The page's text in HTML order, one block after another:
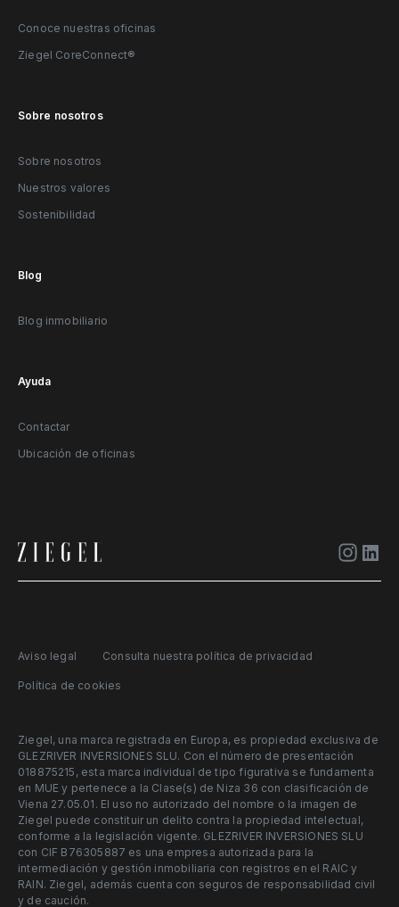
Conoce nuestras oficinas
Ziegel CoreConnect®
Sobre nosotros
Sobre nosotros
Nuestros valores
Sostenibilidad
Blog
Blog inmobiliario
Ayuda
Contactar
Ubicación de oficinas
Aviso legal Consulta nuestra política de privacidad
Política de cookies
Ziegel, una marca registrada en Europa, es propiedad exclusiva de
GLEZRIVER INVERSIONES SLU. Con el número de presentación
018875215, esta marca individual de tipo figurativa se fundamenta
en MUE y pertenece a la Clase(s) de Niza 36 con clasificación de
Viena 27.05.01. El uso no autorizado del nombre o la imagen de
Ziegel puede constituir un delito contra la propiedad intelectual,
conforme a la legislación vigente. GLEZRIVER INVERSIONES SLU
con CIF B76305887 es una empresa autorizada para la
intermediación y gestión inmobiliaria con registros en el RAIC y
RAIN. Ziegel, además cuenta con seguros de responsabilidad civil
y de caución.